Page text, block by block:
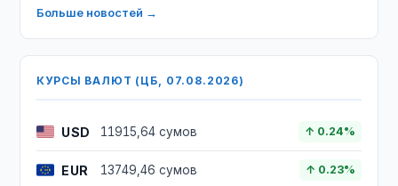
Больше новостей →
КУРСЫ ВАЛЮТ (ЦБ, 07.08.2026)
USD 11915,64 сумов ↑ 0.24%
EUR 13749,46 сумов ↑ 0.23%